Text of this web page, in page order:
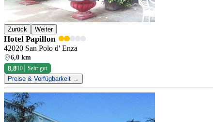
Zurück Weiter
Hotel Papillon
42020 San Polo d' Enza
6,0 km
8,8/10 Sehr gut
Preise & Verfügbarkeit →